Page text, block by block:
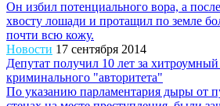
Он избил потенциального вора, а
хвосту лошади и протащил по земле
почти всю кожу.
Новости 17 сентября 2014
Депутат получил 10 лет за
криминального "авторитета"
По указанию парламентария дыры от